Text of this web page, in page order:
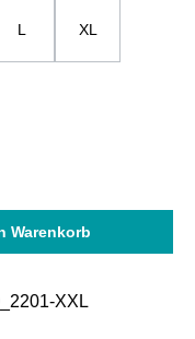
L XL
Warenkorb
XXL